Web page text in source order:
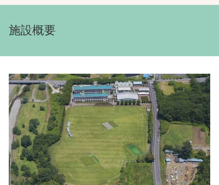
文字の見えづらさや操作にお困りの方へ
施設概要